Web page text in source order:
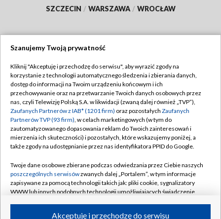
SZCZECIN / WARSZAWA / WROCŁAW
TVP
Abonament TVP
Emisja w TVP
Centrum informacji TVP
Naziemna Telewizja Cyfrowa
Rada Programowa
System NOS
Informacje o nadawcy
Regulamin TVP
Polityka prywatności
Moje zgody
Pomoc
Kontakt
Kanały
Szanujemy Twoją prywatność
Kliknij "Akceptuję i przechodzę do serwisu", aby wyrazić zgody na
korzystanie z technologii automatycznego śledzenia i zbierania danych,
dostęp do informacji na Twoim urządzeniu końcowym i ich
przechowywanie oraz na przetwarzanie Twoich danych osobowych przez
nas, czyli Telewizję Polską S.A. w likwidacji (zwaną dalej również „TVP”),
Zaufanych Partnerów z IAB* (1201 firm) oraz pozostałych Zaufanych
Partnerów TVP (93 firm), w celach marketingowych (w tym do
zautomatyzowanego dopasowania reklam do Twoich zainteresowań i
mierzenia ich skuteczności) i pozostałych, które wskazujemy poniżej, a
także zgody na udostępnianie przez nas identyfikatora PPID do Google.
Twoje dane osobowe zbierane podczas odwiedzania przez Ciebie naszych
poszczególnych serwisówzwanych dalej „Portalem”, w tym informacje
zapisywane za pomocą technologii takich jak: pliki cookie, sygnalizatory
WWW lub innych podobnych technologii umożliwiających świadczenie
Akceptuję i przechodzę do serwisu